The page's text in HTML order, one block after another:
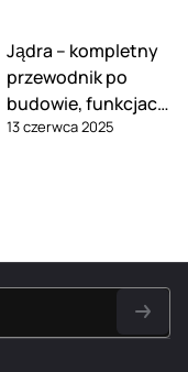
Jądra – kompletny
przewodnik po
budowie, funkcjach
i pielęgnacji
13 czerwca 2025